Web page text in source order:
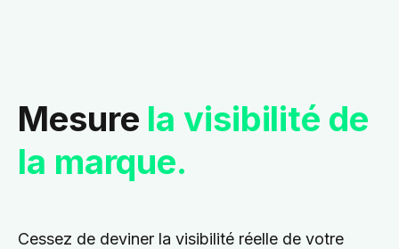
Mesure la visibilité de
la marque.
Cessez de deviner la visibilité réelle de votre